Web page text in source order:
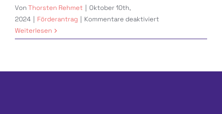
Von Thorsten Rehmet | Oktober 10th,
2024 | Förderantrag | Kommentare deaktiviertfür
erstelle
Weiterlesen